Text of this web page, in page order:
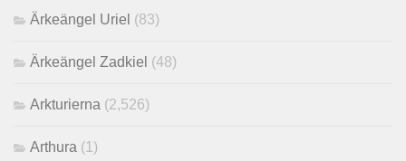
Ärkeängel Uriel (83)
Ärkeängel Zadkiel (48)
Arkturierna (2,526)
Arthura (1)